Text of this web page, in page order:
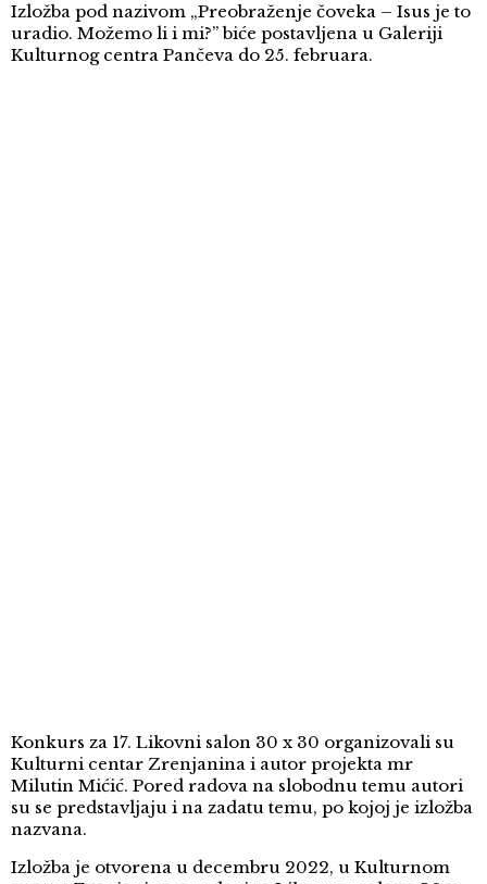
Izložba pod nazivom „Preobraženje čoveka – Isus je to
uradio. Možemo li i mi?” biće postavljena u Galeriji
Kulturnog centra Pančeva do 25. februara.
Konkurs za 17. Likovni salon 30 x 30 organizovali su
Kulturni centar Zrenjanina i autor projekta mr
Milutin Mićić. Pored radova na slobodnu temu autori
su se predstavljaju i na zadatu temu, po kojoj je izložba
nazvana.
Izložba je otvorena u decembru 2022, u Kulturnom